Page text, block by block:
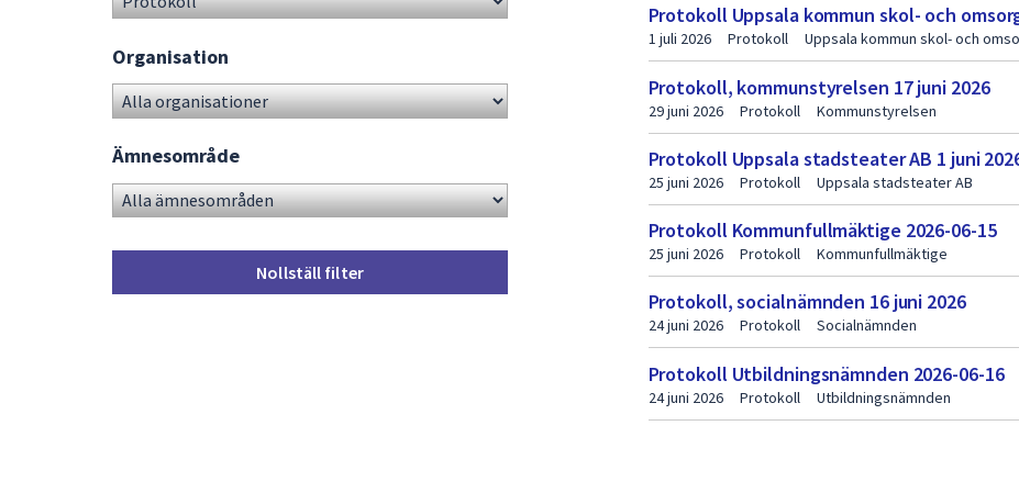
Organisation
Ämnesområde
Nollställ filter
Protokoll Uppsala kommun skol- och
1 juli 2026 Protokoll Uppsala kommun skol- och
Protokoll, kommunstyrelsen 17 juni 2026
29 juni 2026 Protokoll Kommunstyrelsen
Protokoll Uppsala stadsteater AB 1 juni
25 juni 2026 Protokoll Uppsala stadsteater AB
Protokoll Kommunfullmäktige 2026-06-15
25 juni 2026 Protokoll Kommunfullmäktige
Protokoll, socialnämnden 16 juni 2026
24 juni 2026 Protokoll Socialnämnden
Protokoll Utbildningsnämnden 2026-06-16
24 juni 2026 Protokoll Utbildningsnämnden